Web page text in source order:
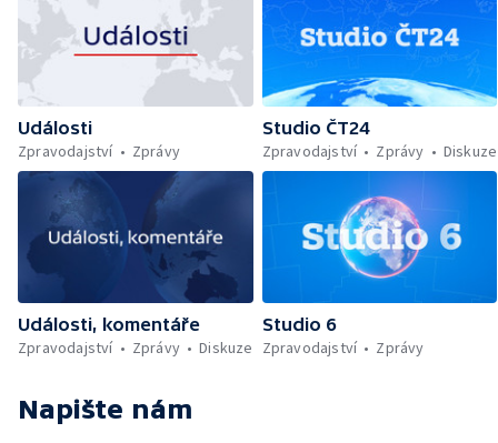
Události
Zpravodajství
Zprávy
Studio ČT24
Zpravodajství
Zprávy Diskuze
Události, komentáře
Zpravodajství
Zprávy Diskuze
Studio 6
Zpravodajství
Zprávy
Napište nám